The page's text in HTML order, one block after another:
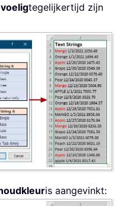
tegelijkertijd zijn
is aangevinkt: